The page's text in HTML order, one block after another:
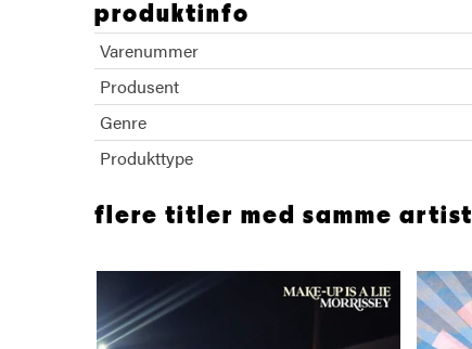
produktinfo
Varenummer
Produsent
Genre
Produkttype
flere titler med samme artist